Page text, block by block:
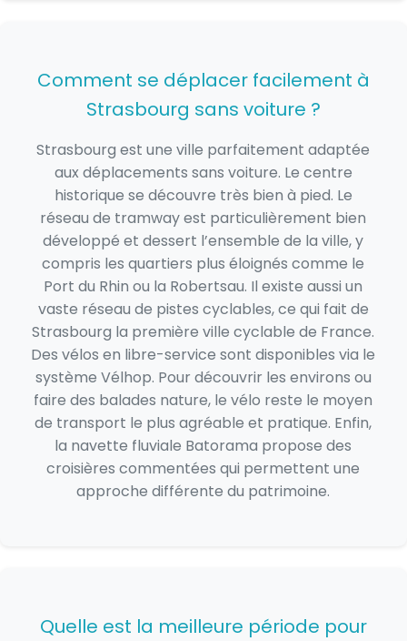
Comment se déplacer facilement à
Strasbourg sans voiture ?
Strasbourg est une ville parfaitement adaptée
aux déplacements sans voiture. Le centre
historique se découvre très bien à pied. Le
réseau de tramway est particulièrement bien
développé et dessert l’ensemble de la ville, y
compris les quartiers plus éloignés comme le
Port du Rhin ou la Robertsau. Il existe aussi un
vaste réseau de pistes cyclables, ce qui fait de
Strasbourg la première ville cyclable de France.
Des vélos en libre-service sont disponibles via le
système Vélhop. Pour découvrir les environs ou
faire des balades nature, le vélo reste le moyen
de transport le plus agréable et pratique. Enfin,
la navette fluviale Batorama propose des
croisières commentées qui permettent une
approche différente du patrimoine.
Quelle est la meilleure période pour